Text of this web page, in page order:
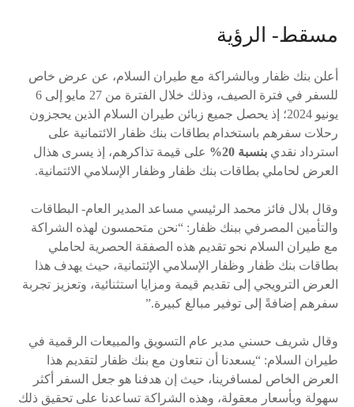
مسقط- الرؤية
أعلن بنك ظفار وبالشراكة مع طيران السلام، عن عرض خاص
للسفر في فترة الصيف، وذلك خلال الفترة من 27 مايو إلى 6
يونيو 2024؛ إذ يحصل جميع زبائن طيران السلام الذين يحجزون
رحلات سفرهم باستخدام بطاقات بنك ظفار الائتمانية على
استرداد نقدي بنسبة 20%
على قيمة تذاكرهم، إذ يسرى هذال
العرض لحاملي بطاقات بنك ظفار وظفار الإسلامي الائتمانية.
وقال بلال فائز محمد الرئيسي مساعد المدير العام- البطاقات
والتأمين المصرفي ببنك ظفار: “نحن متحمسون لهذه الشراكة
مع طيران السلام نحو تقديم هذه الصفقة الحصرية لحاملي
بطاقات بنك ظفار وظفار الإسلامي الإئتمانية، حيث يهدف هذا
العرض الترويجي إلى تقديم قيمة ومزايا استثنائية، وتعزيز تجربة
سفرهم إضافةً إلى توفير مبالغ كبيرة.”
وقال شريف حسني مدير عام التسويق والمبيعات الرقمية في
طيران السلام: “يسعدنا أن نتعاون مع بنك ظفار لتقديم هذا
العرض الخاص لمسافرينا، حيث إن هدفنا هو جعل السفر أكثر
سهولة وبأسعار معقولة، وهذه الشراكة تساعدنا على تحقيق ذلك